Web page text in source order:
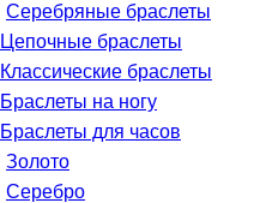
Серебряные браслеты
Цепочные браслеты
Классические браслеты
Браслеты на ногу
Браслеты для часов
Золото
Серебро